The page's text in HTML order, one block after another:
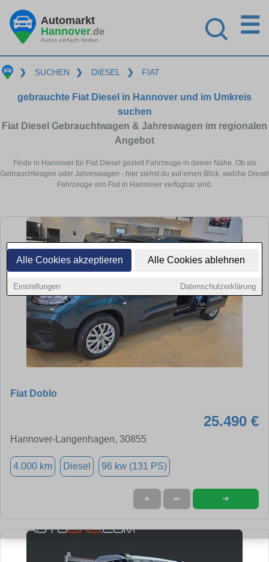
Alle Cookies akzeptieren Alle Cookies ablehnen
Einstellungen Datenschutzerklärung
Automarkt
Hannover.de
Autos einfach finden
☰
❯ SUCHEN ❯ DIESEL ❯ FIAT
gebrauchte Fiat Diesel in Hannover und im Umkreis
suchen
Fiat Diesel Gebrauchtwagen & Jahreswagen im regionalen
Angebot
Finde in Hannover für Fiat Diesel gezielt Fahrzeuge in deiner Nähe. Ob als
Gebrauchtwagen oder Jahreswagen - hier siehst du auf einen Blick, welche Diesel
Fahrzeuge von Fiat in Hannover verfügbar sind.
Fiat Doblo
25.490 €
Hannover-Langenhagen, 30855
4.000 km Diesel 96 kw (131 PS)
★ ➦ ➜